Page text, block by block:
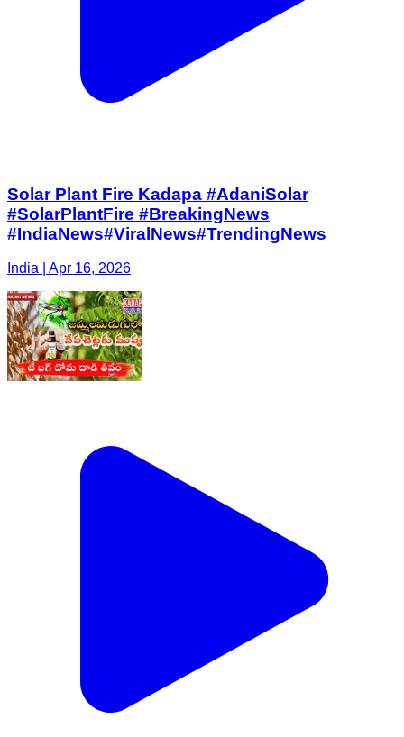
Solar Plant Fire Kadapa #AdaniSolar
#SolarPlantFire #BreakingNews
#IndiaNews#ViralNews#TrendingNews
India | Apr 16, 2026